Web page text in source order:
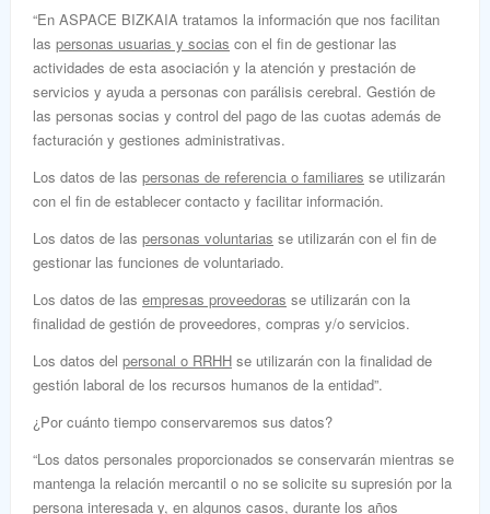
“En ASPACE BIZKAIA tratamos la información que nos facilitan
las personas usuarias y socias con el fin de gestionar las
actividades de esta asociación y la atención y prestación de
servicios y ayuda a personas con parálisis cerebral. Gestión de
las personas socias y control del pago de las cuotas además de
facturación y gestiones administrativas.
Los datos de las personas de referencia o familiares se utilizarán
con el fin de establecer contacto y facilitar información.
Los datos de las personas voluntarias se utilizarán con el fin de
gestionar las funciones de voluntariado.
Los datos de las empresas proveedoras se utilizarán con la
finalidad de gestión de proveedores, compras y/o servicios.
Los datos del personal o RRHH se utilizarán con la finalidad de
gestión laboral de los recursos humanos de la entidad”.
¿Por cuánto tiempo conservaremos sus datos?
“Los datos personales proporcionados se conservarán mientras se
mantenga la relación mercantil o no se solicite su supresión por la
persona interesada y, en algunos casos, durante los años